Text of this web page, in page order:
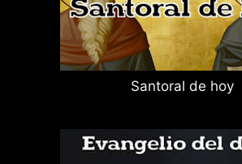
Santoral de hoy